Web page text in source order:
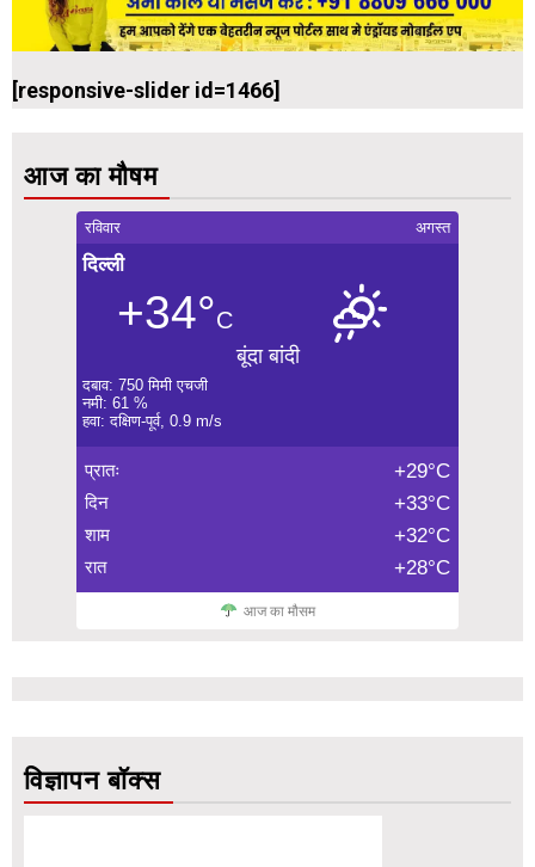
[responsive-slider id=1466]
आज का मौषम
रविवार अगस्त
दिल्ली
+34°C
बूंदा बांदी
दबाव: 750 मिमी एचजी
नमी: 61 %
हवा: दक्षिण-पूर्व, 0.9 m/s
प्रातः +29°C
दिन +33°C
शाम +32°C
रात +28°C
आज का मौसम
विज्ञापन बॉक्स